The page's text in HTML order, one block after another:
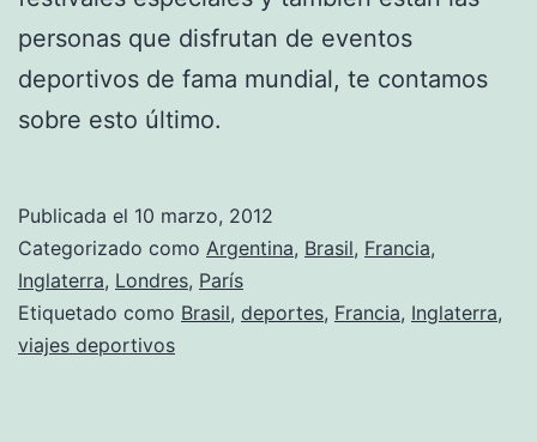
personas que disfrutan de eventos
deportivos de fama mundial, te contamos
sobre esto último.
Publicada el 10 marzo, 2012
Categorizado como Argentina, Brasil, Francia,
Inglaterra, Londres, París
Etiquetado como Brasil, deportes, Francia, Inglaterra,
viajes deportivos